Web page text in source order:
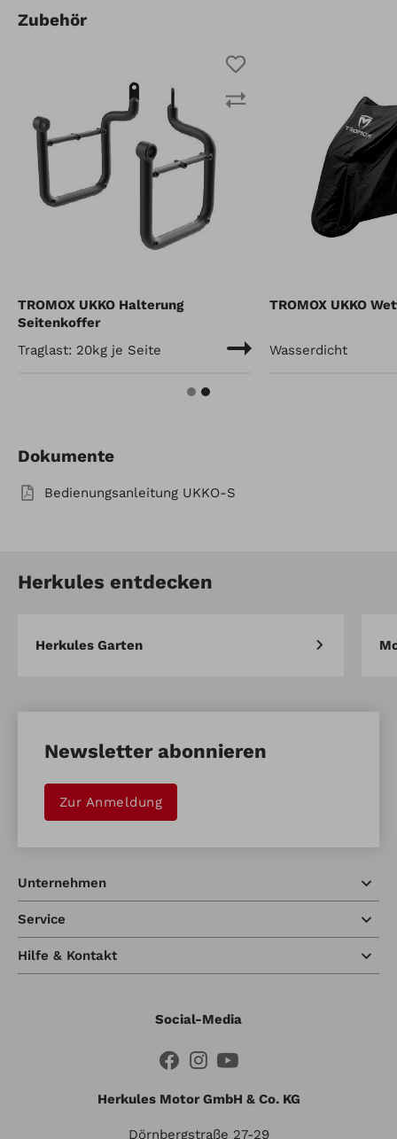
Zubehör
TROMOX UKKO Halterung
Seitenkoffer
Traglast: 20kg je Seite
TROMOX UKKO
Wasserdicht
Dokumente
Bedienungsanleitung UKKO-S
Herkules entdecken
Herkules Garten
Newsletter abonnieren
Zur Anmeldung
Unternehmen
Service
Hilfe & Kontakt
Social-Media
Herkules Motor GmbH & Co. KG
Dörnbergstraße 27-29